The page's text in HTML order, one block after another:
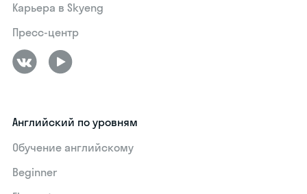
Карьера в Skyeng
Пресс-центр
Английский по уровням
Обучение английскому
Beginner